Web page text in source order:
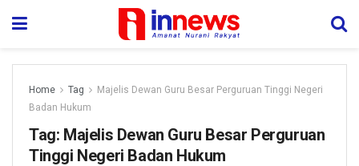
Home Tag
Majelis Dewan Guru Besar Perguruan Tinggi Negeri
Badan Hukum
Tag: Majelis Dewan Guru Besar Perguruan
Tinggi Negeri Badan Hukum